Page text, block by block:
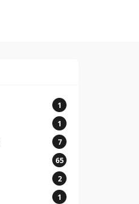
1
1
7
65
2
1